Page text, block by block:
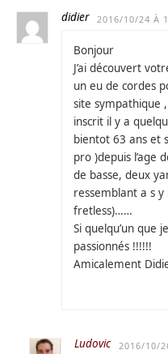
didier 2016/10/24 À
Bonjour
J’ai découvert
un eu de cordes
site sympathique
inscrit il y a
bientot 63 ans et
pro )depuis l’age
de basse, deux
ressemblant a s y
fretless)……
Si quelqu’un que
passionnés !!!!!!
Amicalement
Ludovic 2016/10/